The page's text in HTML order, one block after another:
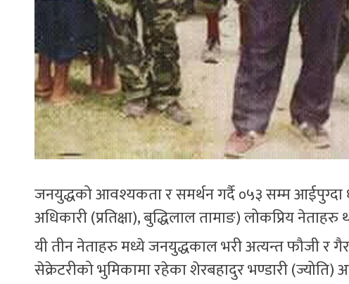
जनयुद्धको आवश्यकता र समर्थन गर्दै ०५३ सम्म आईपुग्दा
अधिकारी (प्रतिक्षा), बुद्धिलाल तामाङ) लोकप्रिय नेताहरु
यी तीन नेताहरु मध्ये जनयुद्धकाल भरी अत्यन्त फौजी र
सेक्रेटरीको भुमिकामा रहेका शेरबहादुर भण्डारी (ज्योति)